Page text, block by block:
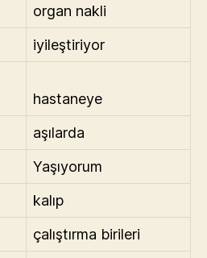
organ nakli
iyileştiriyor
hastaneye
aşılarda
Yaşıyorum
kalıp
çalıştırma birileri